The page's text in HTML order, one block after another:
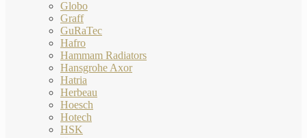
Globo
Graff
GuRaTec
Hafro
Hammam Radiators
Hansgrohe Axor
Hatria
Herbeau
Hoesch
Hotech
HSK